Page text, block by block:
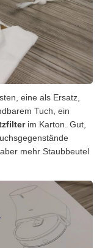
eine als Ersatz,
Tuch, ein
im Karton. Gut,
mehr Staubbeutel